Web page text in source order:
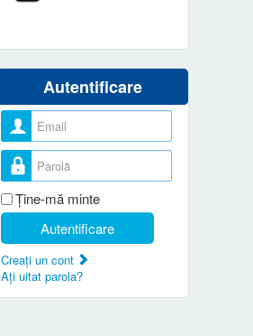
Autentificare
Nume utilizator
Parolă
Ţine-mă minte
Autentificare
Creaţi un cont
Aţi uitat parola?